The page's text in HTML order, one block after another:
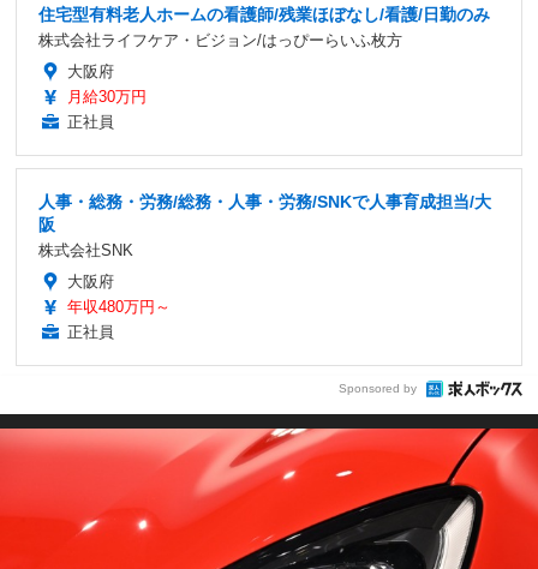
住宅型有料老人ホームの看護師/残業ほぼなし/看護/日勤のみ
株式会社ライフケア・ビジョン/はっぴーらいふ枚方
大阪府
月給30万円
正社員
人事・総務・労務/総務・人事・労務/SNKで人事育成担当/大
阪
株式会社SNK
大阪府
年収480万円～
正社員
Sponsored by